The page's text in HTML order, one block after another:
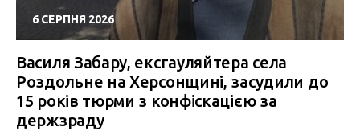
6 СЕРПНЯ 2026
Василя Забару, ексгауляйтера села
Роздольне на Херсонщині, засудили до
15 років тюрми з конфіскацією за
держзраду